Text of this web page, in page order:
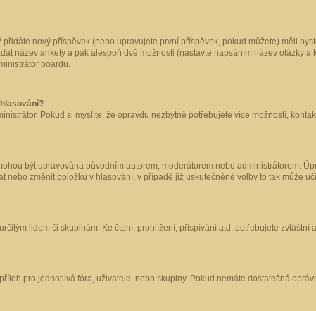
nový příspěvek (nebo upravujete první příspěvek, pokud můžete) měli
název ankety a pak alespoň dvě možnosti (nastavte napsáním název otázky a
boardu.
Pokud si myslíte, že opravdu nezbytně potřebujete více možností,
být upravována původním autorem, moderátorem nebo administrátorem.
nebo změnit položku v hlasování, v případě již uskutečněné volby to tak může
lidem či skupinám. Ke čtení, prohlížení, přispívání atd. potřebujete
pro jednotlivá fóra, uživatele, nebo skupiny. Pokud nemáte dostatečná